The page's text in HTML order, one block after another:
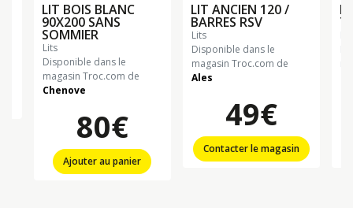
LIT BOIS BLANC
90X200 SANS
SOMMIER
lits
Disponible dans le
magasin Troc.com de
Chenove
80€
Ajouter au panier
LIT ANCIEN 120 /
BARRES RSV
lits
Disponible dans le
magasin Troc.com de
Ales
49€
Contacter le magasin